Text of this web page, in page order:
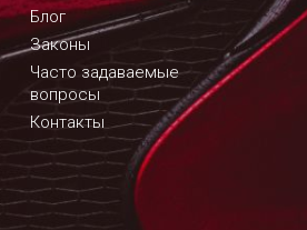
Блог
Законы
Часто задаваемые
вопросы
Контакты